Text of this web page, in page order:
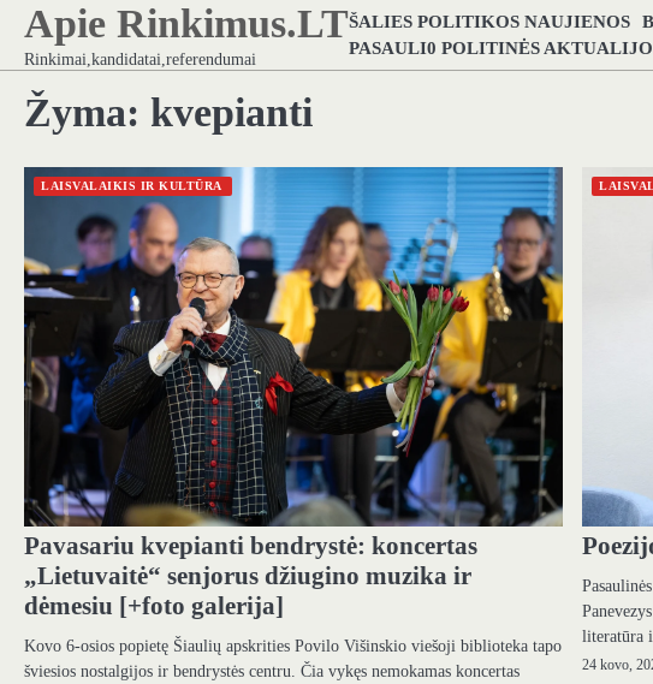
Skip
content
Apie Rinkimus.LT
Rinkimai,kandidatai,referendumai
ŠALIES POLITIKOS NAUJIENOS
PASAULI0 POLITINĖS
Žyma: kvepianti
LAISVALAIKIS IR KULTŪRA
Pavasariu kvepianti bendrystė: koncertas
„Lietuvaitė“ senjorus džiugino muzika ir
dėmesiu [+foto galerija]
Kovo 6-osios popietę Šiaulių apskrities Povilo Višinskio viešoji biblioteka tapo
šviesios nostalgijos ir bendrystės centru. Čia vykęs nemokamas koncertas
literatūra
24 kovo,